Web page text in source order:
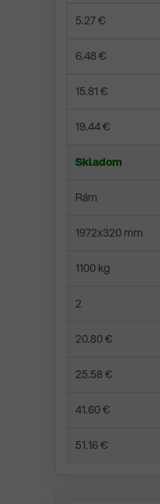
5.27 €
6.48 €
15.81 €
19.44 €
Skladom
Rám
1972x320 mm
1100 kg
2
20.80 €
25.58 €
41.60 €
51.16 €